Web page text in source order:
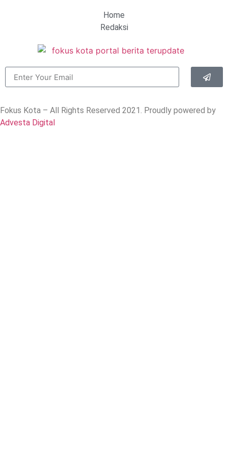
Home
Redaksi
Fokus Kota – All Rights Reserved 2021. Proudly powered by
Advesta Digital